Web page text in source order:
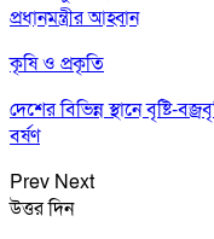
প্রধানমন্ত্রীর আহ্বান
কৃষি ও প্রকৃতি
দেশের বিভিন্ন স্থানে বৃষ্টি-
বর্ষণ
Prev Next
উত্তর দিন